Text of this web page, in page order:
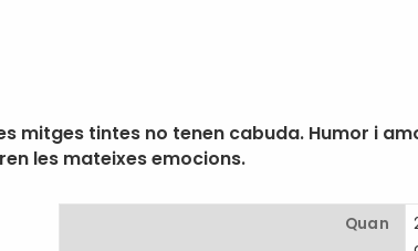
mitges tintes no tenen cabuda. Humor i
les mateixes emocions.
Quan